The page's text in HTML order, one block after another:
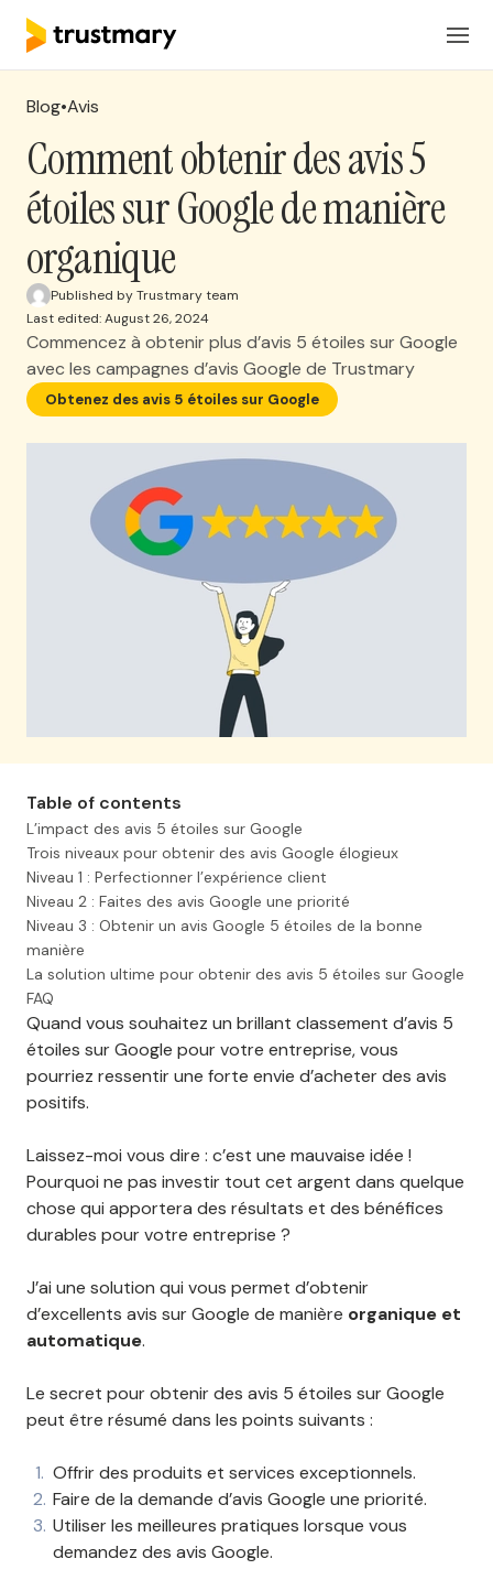
Produits
Solutions
Tarification
Réserver une réunion
FR
Connexion
Blog•Avis
Comment obtenir des avis 5
étoiles sur Google de manière
organique
Published by Trustmary team
Last edited: August 26, 2024
Commencez à obtenir plus d’avis 5 étoiles sur Google
avec les campagnes d’avis Google de Trustmary
Obtenez des avis 5 étoiles sur Google
Table of contents
L’impact des avis 5 étoiles sur Google
Trois niveaux pour obtenir des avis Google élogieux
Niveau 1 : Perfectionner l’expérience client
Niveau 2 : Faites des avis Google une priorité
Niveau 3 : Obtenir un avis Google 5 étoiles de la bonne
manière
La solution ultime pour obtenir des avis 5 étoiles sur Google
FAQ
Quand vous souhaitez un brillant classement d’avis 5
étoiles sur Google pour votre entreprise, vous
pourriez ressentir une forte envie d’acheter des avis
positifs.
Laissez-moi vous dire : c’est une mauvaise idée !
Pourquoi ne pas investir tout cet argent dans quelque
chose qui apportera des résultats et des bénéfices
durables pour votre entreprise ?
J’ai une solution qui vous permet d’obtenir
d’excellents avis sur Google de manière organique et
automatique.
Le secret pour obtenir des avis 5 étoiles sur Google
peut être résumé dans les points suivants :
Offrir des produits et services exceptionnels.
Faire de la demande d’avis Google une priorité.
Utiliser les meilleures pratiques lorsque vous
demandez des avis Google.